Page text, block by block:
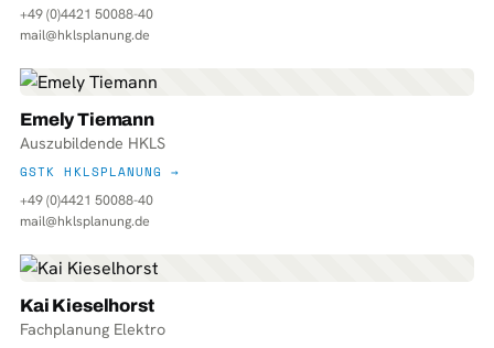
+49 (0)4421 50088-40
mail@hklsplanung.de
Emely Tiemann
Auszubildende HKLS
GSTK HKLSPLANUNG →
+49 (0)4421 50088-40
mail@hklsplanung.de
Kai Kieselhorst
Fachplanung Elektro